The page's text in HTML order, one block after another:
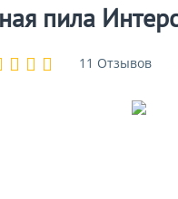
пила
11 Отзывов